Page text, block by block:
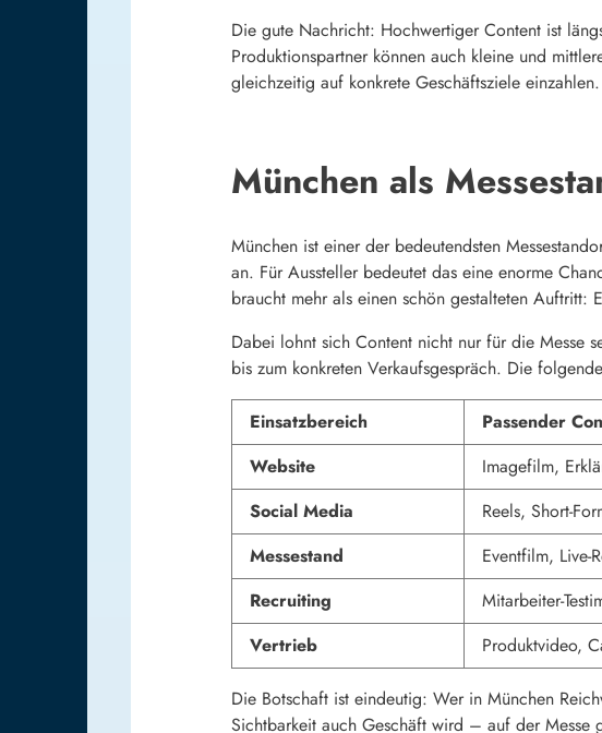
Die gute Nachricht: Hochwertiger Content ist
Produktionspartner können auch kleine und
gleichzeitig auf konkrete Geschäftsziele einzahlen.
München als
München ist einer der bedeutendsten
an. Für Aussteller bedeutet das eine enorme
braucht mehr als einen schön gestalteten Auftritt:
Dabei lohnt sich Content nicht nur für die Messe
bis zum konkreten Verkaufsgespräch. Die
Einsatzbereich Passender
Website
Imagefilm,
Social Media
Reels, Short-
Messestand
Eventfilm, Live-
Recruiting
Mitarbeiter-
Vertrieb
Produktvideo,
Die Botschaft ist eindeutig: Wer in München
Sichtbarkeit auch Geschäft wird – auf der Messe